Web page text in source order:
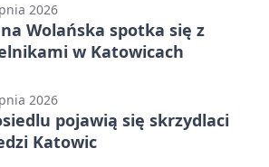
2026
Wolańska spotka się z
w Katowicach
2026
pojawią się skrzydlaci
Katowic